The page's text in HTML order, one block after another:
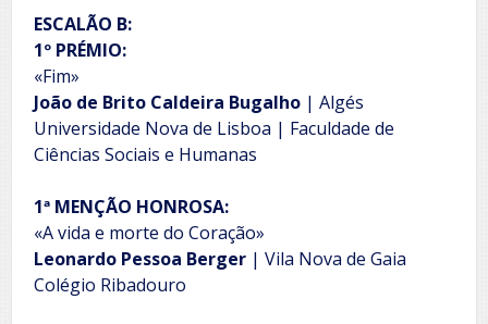
ESCALÃO B:
1º PRÉMIO:
«Fim»
João de Brito Caldeira Bugalho | Algés
Universidade Nova de Lisboa | Faculdade de
Ciências Sociais e Humanas
1ª MENÇÃO HONROSA:
«A vida e morte do Coração»
Leonardo Pessoa Berger | Vila Nova de Gaia
Colégio Ribadouro